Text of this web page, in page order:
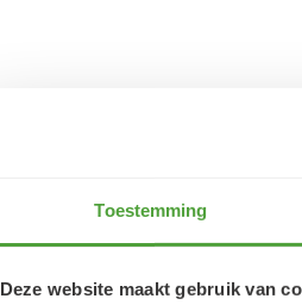
Toestemming
Deze website maakt gebruik van